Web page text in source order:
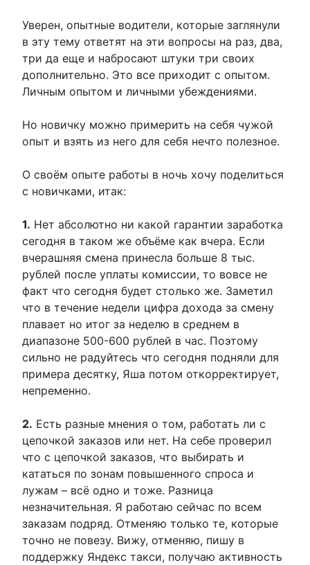
Уверен, опытные водители, которые заглянули
в эту тему ответят на эти вопросы на раз, два,
три да еще и набросают штуки три своих
дополнительно. Это все приходит с опытом.
Личным опытом и личными убеждениями.
Но новичку можно примерить на себя чужой
опыт и взять из него для себя нечто полезное.
О своём опыте работы в ночь хочу поделиться
с новичками, итак:
1. Нет абсолютно ни какой гарантии заработка
сегодня в таком же объёме как вчера. Если
вчерашняя смена принесла больше 8 тыс.
рублей после уплаты комиссии, то вовсе не
факт что сегодня будет столько же. Заметил
что в течение недели цифра дохода за смену
плавает но итог за неделю в среднем в
диапазоне 500-600 рублей в час. Поэтому
сильно не радуйтесь что сегодня подняли для
примера десятку, Яша потом откорректирует,
непременно.
2. Есть разные мнения о том, работать ли с
цепочкой заказов или нет. На себе проверил
что с цепочкой заказов, что выбирать и
кататься по зонам повышенного спроса и
лужам – всё одно и тоже. Разница
незначительная. Я работаю сейчас по всем
заказам подряд. Отменяю только те, которые
точно не повезу. Вижу, отменяю, пишу в
поддержку Яндекс такси, получаю активность